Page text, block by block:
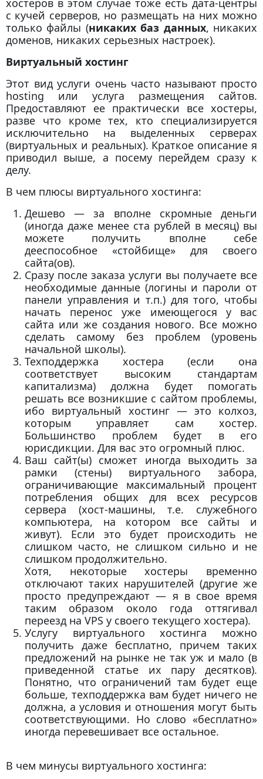
с кучей серверов, но размещать на них можно
только файлы (никаких баз данных, никаких
доменов, никаких серьезных настроек).
Виртуальный хостинг
Этот вид услуги очень часто называют просто
hosting или услуга размещения сайтов.
Предоставляют ее практически все хостеры,
разве что кроме тех, кто специализируется
исключительно на выделенных серверах
(виртуальных и реальных). Краткое описание я
приводил выше, а посему перейдем сразу к
делу.
В чем плюсы виртуального хостинга:
Дешево — за вполне скромные деньги
(иногда даже менее ста рублей в месяц) вы
можете получить вполне себе
дееспособное «стойбище» для своего
сайта(ов).
Сразу после заказа услуги вы получаете все
необходимые данные (логины и пароли от
панели управления и т.п.) для того, чтобы
начать перенос уже имеющегося у вас
сайта или же создания нового. Все можно
сделать самому без проблем (уровень
начальной школы).
Техподдержка хостера (если она
соответствует высоким стандартам
капитализма) должна будет помогать
решать все возникшие с сайтом проблемы,
ибо виртуальный хостинг — это колхоз,
которым управляет сам хостер.
Большинство проблем будет в его
юрисдикции. Для вас это огромный плюс.
Ваш сайт(ы) сможет иногда выходить за
рамки (стены) виртуального забора,
ограничивающие максимальный процент
потребления общих для всех ресурсов
сервера (хост-машины, т.е. служебного
компьютера, на котором все сайты и
живут). Если это будет происходить не
слишком часто, не слишком сильно и не
слишком продолжительно.
Хотя, некоторые хостеры временно
отключают таких нарушителей (другие же
просто предупреждают — я в свое время
таким образом около года оттягивал
переезд на VPS у своего текущего хостера).
Услугу виртуального хостинга можно
получить даже бесплатно, причем таких
предложений на рынке не так уж и мало (в
приведенной статье их пару десятков).
Понятно, что ограничений там будет еще
больше, техподдержка вам будет ничего не
должна, а условия и отношения могут быть
соответствующими. Но слово «бесплатно»
иногда перевешивает все остальное.
В чем минусы виртуального хостинга: